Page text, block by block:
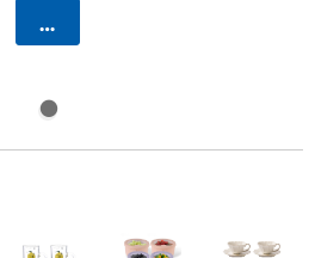
카트에 담기